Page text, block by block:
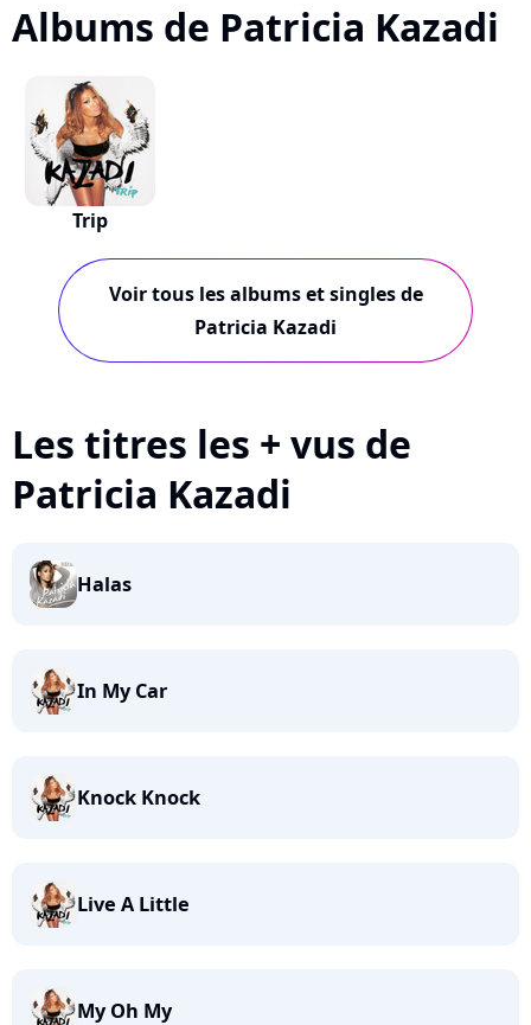
Albums de Patricia Kazadi
Trip
Voir tous les albums et singles de
Patricia Kazadi
Les titres les + vus de
Patricia Kazadi
Halas
In My Car
Knock Knock
Live A Little
My Oh My